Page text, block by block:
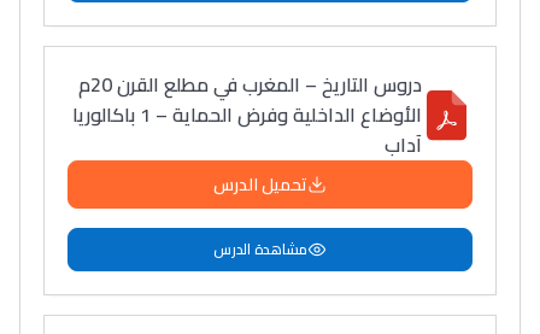
باش تقدر تساعد الناس
يلقاو التوازن من الدّاخل
ومن الخارج، بشرى
أمسكين بنات مسارها
خطوة بخطوة - مترجم
القراية و الخدمة فمجال
تقويم البصر مع المختصّة
مريم الزواكي
مسار عبد العزيز فتيشي،
دروس التاريخ – المغرب في مطلع القرن 20م
الأوضاع الداخلية وفرض الحماية – 1 باكالوريا
آداب
تحميل الدرس
مشاهدة الدرس